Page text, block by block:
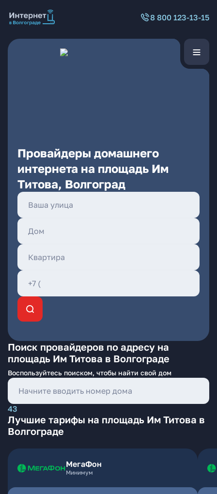
8 800 123-13-15
Провайдеры домашнего
интернета на площадь Им
Титова, Волгоград
Поиск провайдеров по адресу на
площадь Им Титова в Волгограде
Воспользуйтесь поиском, чтобы найти свой дом
43
Лучшие тарифы на площадь Им Титова в
Волгограде
МегаФон
Минимум